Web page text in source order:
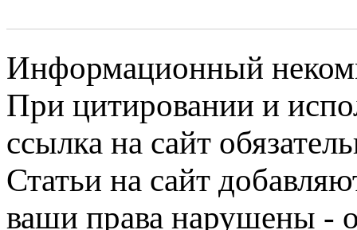
Информационный
При цитировании и
ссылка на сайт
Статьи на сайт
ваши права нарушены -